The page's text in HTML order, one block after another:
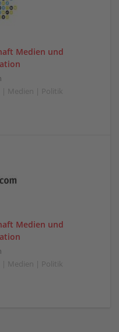
Medien und
| Medien | Politik
Medien und
| Medien | Politik